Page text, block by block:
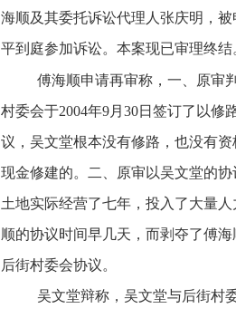
海顺及其委托诉讼代理人张庆明，
平到庭参加诉讼。本案现已审理终结
傅海顺申请再审称，一、原审
村委会于2004年9月30日签订了以
议，吴文堂根本没有修路，也没有
现金修建的。二、原审以吴文堂的
土地实际经营了七年，投入了大量
顺的协议时间早几天，而剥夺了傅
后街村委会协议。
吴文堂辩称，吴文堂与后街村